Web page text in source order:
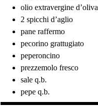
olio extravergine d’oliva
2 spicchi d’aglio
pane raffermo
pecorino grattugiato
peperoncino
prezzemolo fresco
sale q.b.
pepe q.b.